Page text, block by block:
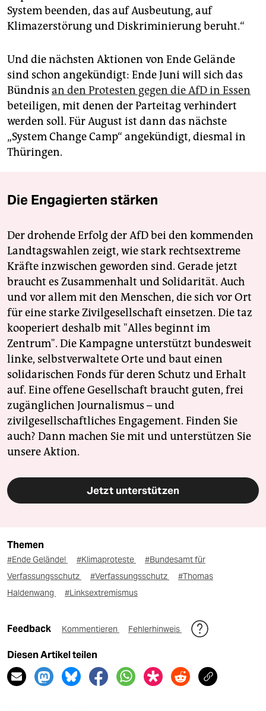
System beenden, das auf Ausbeutung, auf
Klimazerstörung und Diskriminierung beruht.“
Und die nächsten Aktionen von Ende Gelände
sind schon angekündigt: Ende Juni will sich das
Bündnis an den Protesten gegen die AfD in Essen
beteiligen, mit denen der Parteitag verhindert
werden soll. Für August ist dann das nächste
„System Change Camp“ angekündigt, diesmal in
Thüringen.
Die Engagierten stärken
Der drohende Erfolg der AfD bei den kommenden
Landtagswahlen zeigt, wie stark rechtsextreme
Kräfte inzwischen geworden sind. Gerade jetzt
braucht es Zusammenhalt und Solidarität. Auch
und vor allem mit den Menschen, die sich vor Ort
für eine starke Zivilgesellschaft einsetzen. Die taz
kooperiert deshalb mit "Alles beginnt im
Zentrum". Die Kampagne unterstützt bundesweit
linke, selbstverwaltete Orte und baut einen
solidarischen Fonds für deren Schutz und Erhalt
auf. Eine offene Gesellschaft braucht guten, frei
zugänglichen Journalismus – und
zivilgesellschaftliches Engagement. Finden Sie
auch? Dann machen Sie mit und unterstützen Sie
unsere Aktion.
Jetzt unterstützen
Themen
#Ende Gelände! #Klimaproteste
#Bundesamt für
Verfassungsschutz
#Verfassungsschutz
#Thomas
Haldenwang
#Linksextremismus
Feedback Kommentieren Fehlerhinweis
Diesen Artikel teilen